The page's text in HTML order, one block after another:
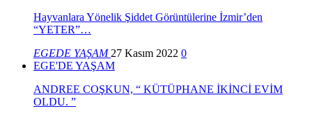
Hayvanlara Yönelik Şiddet Görüntülerine İzmir’den
“YETER”…
EGEDE YAŞAM 27 Kasım 2022 0
EGE'DE YAŞAM
ANDREE COŞKUN, “ KÜTÜPHANE İKİNCİ EVİM
OLDU. ”